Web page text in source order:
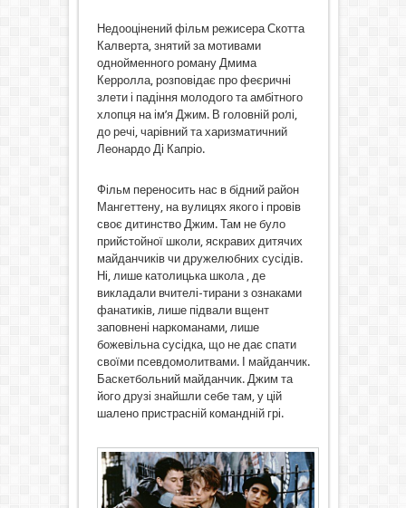
Недооцінений фільм режисера Скотта
Калверта, знятий за мотивами
однойменного роману Дмима
Керролла, розповідає про феєричні
злети і падіння молодого та амбітного
хлопця на ім’я Джим. В головній ролі,
до речі, чарівний та харизматичний
Леонардо Ді Капріо.
Фільм переносить нас в бідний район
Мангеттену, на вулицях якого і провів
своє дитинство Джим. Там не було
прийстойної школи, яскравих дитячих
майданчиків чи дружелюбних сусідів.
Ні, лише католицька школа , де
викладали вчителі-тирани з ознаками
фанатиків, лише підвали вщент
заповнені наркоманами, лише
божевільна сусідка, що не дає спати
своїми псевдомолитвами. І майданчик.
Баскетбольний майданчик. Джим та
його друзі знайшли себе там, у цій
шалено пристрасній командній грі.